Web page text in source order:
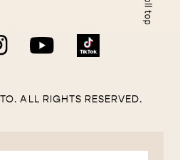
ALL RIGHTS RESERVED.